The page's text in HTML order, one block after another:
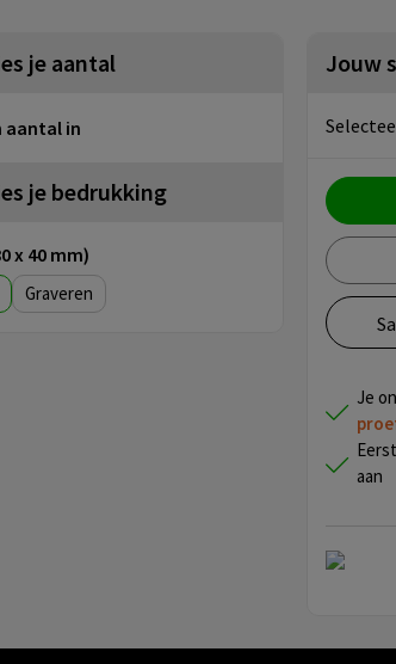
je aantal
aantal in
je bedrukking
x 40 mm)
Graveren
Jouw
Je
aan